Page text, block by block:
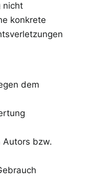
nicht
konkrete
dem
Autors bzw.